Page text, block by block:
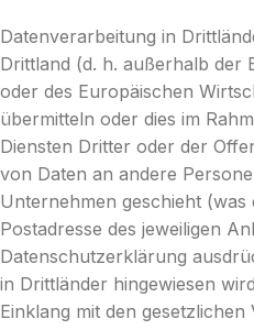
Datenverarbeitung in
Drittland (d. h. außerhalb der
oder des Europäischen
übermitteln oder dies im
Diensten Dritter oder der
von Daten an andere
Unternehmen geschieht
Postadresse des jeweiligen
Datenschutzerklärung
in Drittländer hingewiesen
Einklang mit den gesetzlichen